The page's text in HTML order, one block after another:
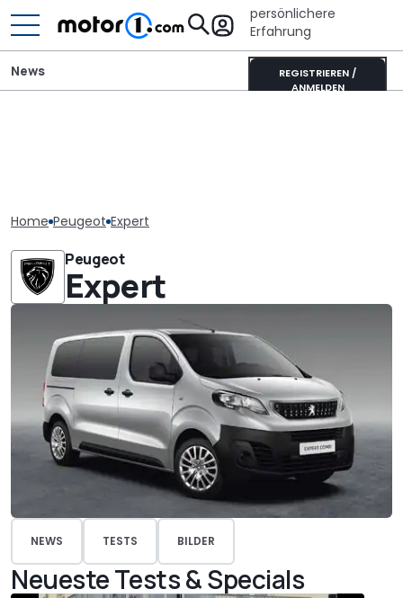
persönlichere
Erfahrung
REGISTRIEREN /
ANMELDEN
News
Home Peugeot Expert
Peugeot
Expert
NEWS TESTS BILDER
Neueste Tests & Specials